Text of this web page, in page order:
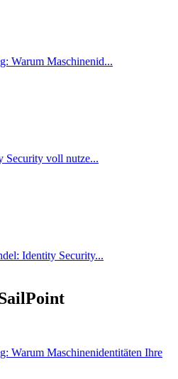
Warum Maschinenid...
Security voll nutze...
Identity Security...
Warum Maschinenidentitäten Ihre